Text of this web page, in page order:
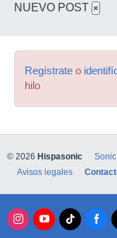
NUEVO POST ×
Regístrate o
hilo
© 2026 Hispasonic
Avisos legales